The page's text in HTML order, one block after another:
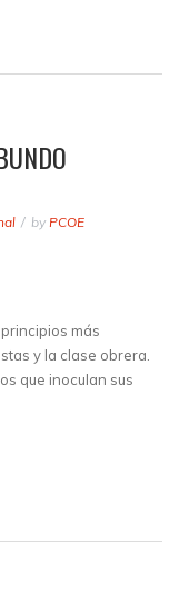
by PCOE
más
y la clase obrera.
que inoculan sus